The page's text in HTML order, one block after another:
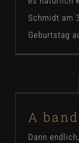
Schmidt am
Geburtstag
A
Dann